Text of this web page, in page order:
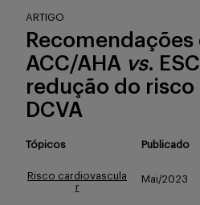
Eventos
Treinamentos
ARTIGO
Recomendações
ACC/AHA vs.
redução do risco
DCVA
Tópicos
Risco cardiovascula
r
Publicado
Mai/2023